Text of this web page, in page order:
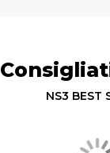
NS3 BEST